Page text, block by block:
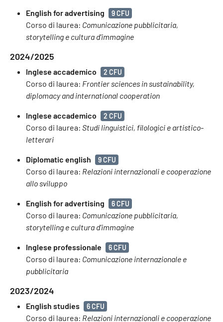
English for advertising 9 CFU
Corso di laurea: Comunicazione pubblicitaria,
storytelling e cultura d'immagine
2024/2025
Inglese accademico 2 CFU
Corso di laurea: Frontier sciences in sustainability,
diplomacy and international cooperation
Inglese accademico 2 CFU
Corso di laurea: Studi linguistici, filologici e artistico-
letterari
Diplomatic english 9 CFU
Corso di laurea: Relazioni internazionali e cooperazione
allo sviluppo
English for advertising 6 CFU
Corso di laurea: Comunicazione pubblicitaria,
storytelling e cultura d'immagine
Inglese professionale 6 CFU
Corso di laurea: Comunicazione internazionale e
pubblicitaria
2023/2024
English studies 6 CFU
Corso di laurea: Relazioni internazionali e cooperazione